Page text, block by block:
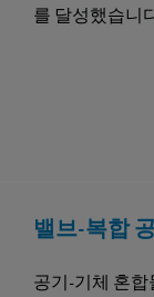
를 달성했습니
밸브-복합
공기-기체 혼합